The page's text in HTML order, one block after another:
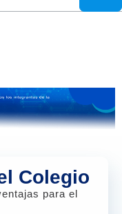
Colegio
para el